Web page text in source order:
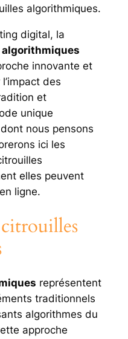
algorithmiques.
digital, la
innovante et
des
et
unique
nous pensons
ici les
elles peuvent
ligne.
représentent
traditionnels
algorithmes du
approche